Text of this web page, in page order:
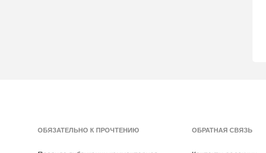
ОБЯЗАТЕЛЬНО К ПРОЧТЕНИЮ ОБРАТНАЯ СВЯЗЬ